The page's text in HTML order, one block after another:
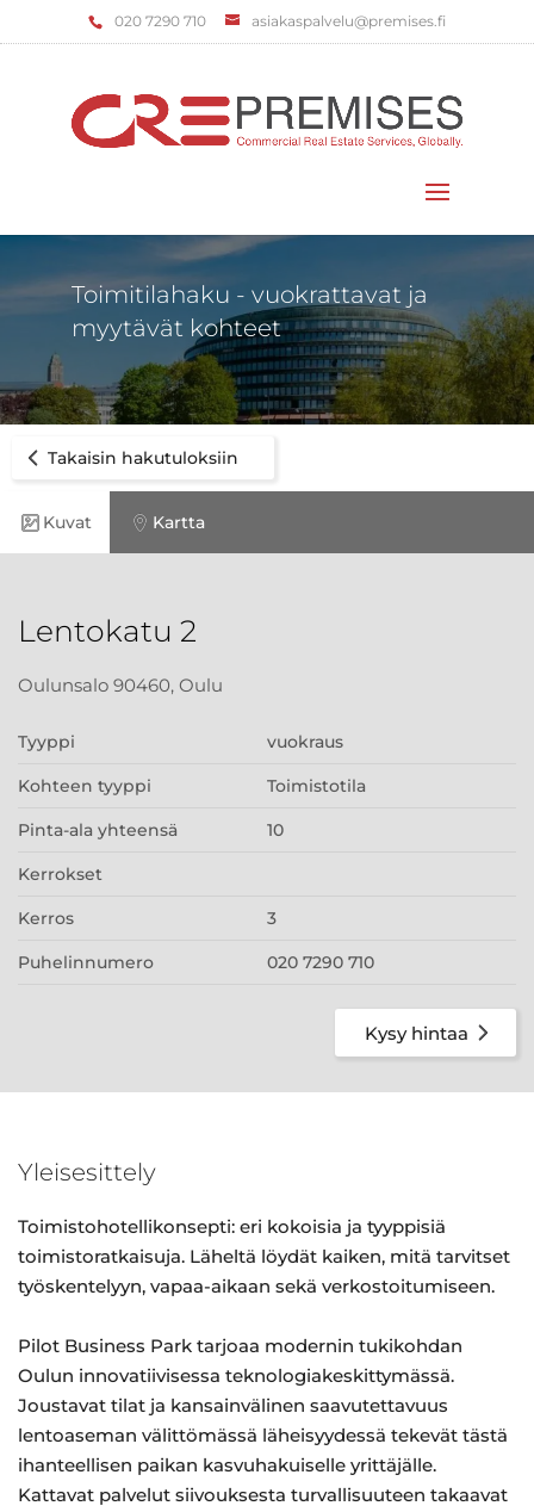
‌020 7290 710 asiakaspalvelu@premises.fi
Toimitilahaku - vuokrattavat ja
myytävät kohteet
Takaisin hakutuloksiin
Kuvat Kartta
Lentokatu 2
Oulunsalo 90460, Oulu
Tyyppi vuokraus
Kohteen tyyppi Toimistotila
Pinta-ala yhteensä 10
Kerrokset
Kerros 3
Puhelinnumero 020 7290 710
Kysy hintaa
Yleisesittely
Toimistohotellikonsepti: eri kokoisia ja tyyppisiä
toimistoratkaisuja. Läheltä löydät kaiken, mitä tarvitset
työskentelyyn, vapaa-aikaan sekä verkostoitumiseen.
Pilot Business Park tarjoaa modernin tukikohdan
Oulun innovatiivisessa teknologiakeskittymässä.
Joustavat tilat ja kansainvälinen saavutettavuus
lentoaseman välittömässä läheisyydessä tekevät tästä
ihanteellisen paikan kasvuhakuiselle yrittäjälle.
Kattavat palvelut siivouksesta turvallisuuteen takaavat